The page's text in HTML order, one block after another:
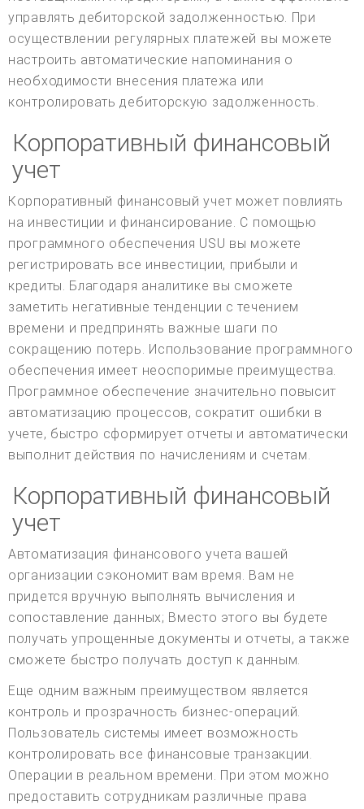
управлять дебиторской задолженностью. При
осуществлении регулярных платежей вы можете
настроить автоматические напоминания о
необходимости внесения платежа или
контролировать дебиторскую задолженность.
Корпоративный финансовый
учет
Корпоративный финансовый учет может повлиять
на инвестиции и финансирование. С помощью
программного обеспечения USU вы можете
регистрировать все инвестиции, прибыли и
кредиты. Благодаря аналитике вы сможете
заметить негативные тенденции с течением
времени и предпринять важные шаги по
сокращению потерь. Использование программного
обеспечения имеет неоспоримые преимущества.
Программное обеспечение значительно повысит
автоматизацию процессов, сократит ошибки в
учете, быстро сформирует отчеты и автоматически
выполнит действия по начислениям и счетам.
Корпоративный финансовый
учет
Автоматизация финансового учета вашей
организации сэкономит вам время. Вам не
придется вручную выполнять вычисления и
сопоставление данных; Вместо этого вы будете
получать упрощенные документы и отчеты, а также
сможете быстро получать доступ к данным.
Еще одним важным преимуществом является
контроль и прозрачность бизнес-операций.
Пользователь системы имеет возможность
контролировать все финансовые транзакции.
Операции в реальном времени. При этом можно
предоставить сотрудникам различные права